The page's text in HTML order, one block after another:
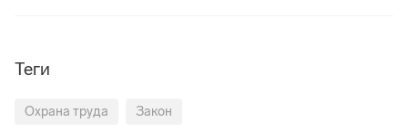
Теги
Охрана труда Закон